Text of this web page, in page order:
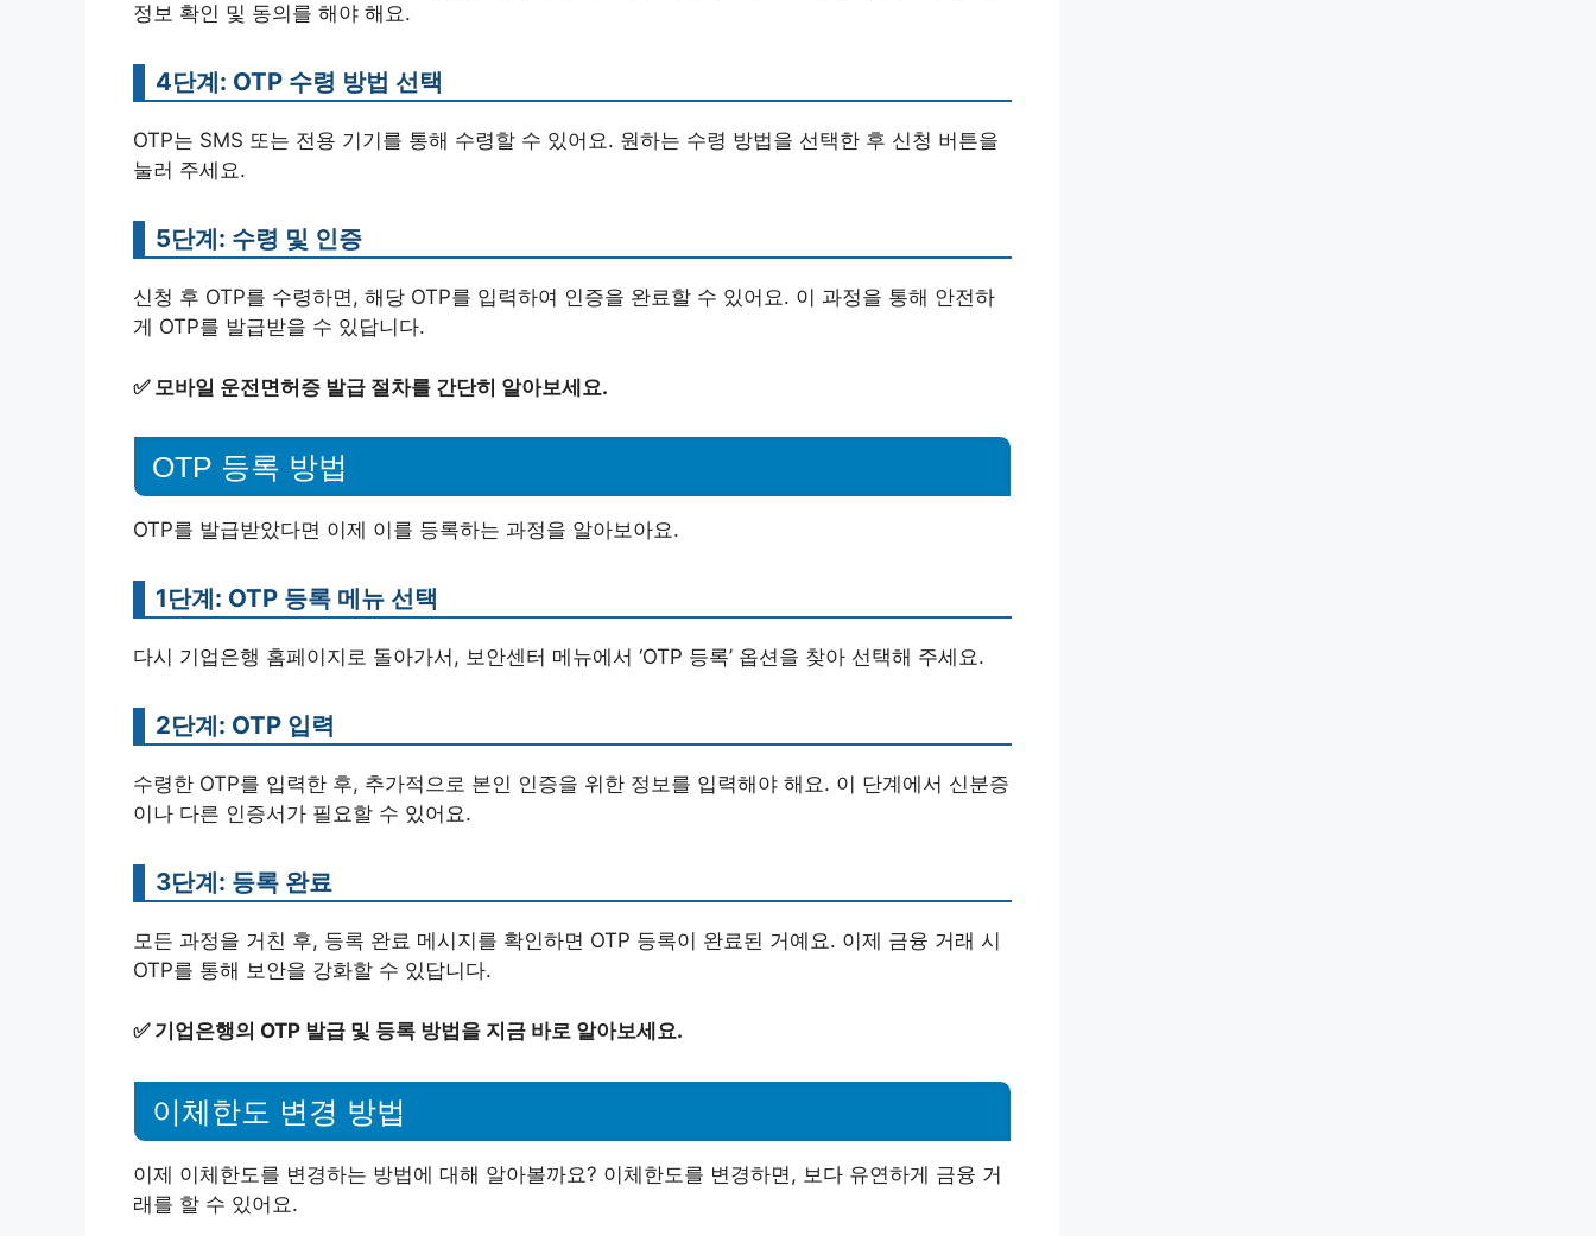
정보 확인 및 동의를 해야 해요.
4단계: OTP 수령 방법 선택
OTP는 SMS 또는 전용 기기를 통해 수령할 수 있어요. 원하는 수령 방법을 선택한 후 신청 버튼을
눌러 주세요.
5단계: 수령 및 인증
신청 후 OTP를 수령하면, 해당 OTP를 입력하여 인증을 완료할 수 있어요. 이 과정을 통해 안전하
게 OTP를 발급받을 수 있답니다.
✅ 모바일 운전면허증 발급 절차를 간단히 알아보세요.
OTP 등록 방법
OTP를 발급받았다면 이제 이를 등록하는 과정을 알아보아요.
1단계: OTP 등록 메뉴 선택
다시 기업은행 홈페이지로 돌아가서, 보안센터 메뉴에서 ‘OTP 등록’ 옵션을 찾아 선택해 주세요.
2단계: OTP 입력
수령한 OTP를 입력한 후, 추가적으로 본인 인증을 위한 정보를 입력해야 해요. 이 단계에서 신분증
이나 다른 인증서가 필요할 수 있어요.
3단계: 등록 완료
모든 과정을 거친 후, 등록 완료 메시지를 확인하면 OTP 등록이 완료된 거예요. 이제 금융 거래 시
OTP를 통해 보안을 강화할 수 있답니다.
✅ 기업은행의 OTP 발급 및 등록 방법을 지금 바로 알아보세요.
이체한도 변경 방법
이제 이체한도를 변경하는 방법에 대해 알아볼까요? 이체한도를 변경하면, 보다 유연하게 금융 거
래를 할 수 있어요.